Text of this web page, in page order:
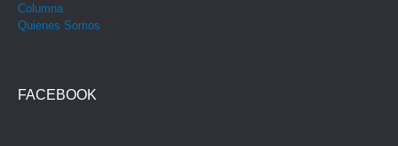
Columna
Quienes Somos
FACEBOOK